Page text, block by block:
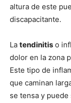
altura de este
discapacitante.
La tendinitis o
dolor en la zona
Este tipo de
que caminan
se tensa y